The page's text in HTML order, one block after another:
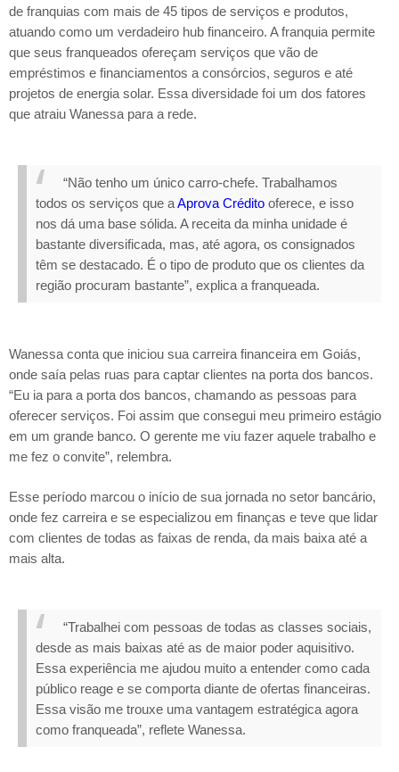
de franquias com mais de 45 tipos de serviços e produtos,
atuando como um verdadeiro hub financeiro. A franquia permite
que seus franqueados ofereçam serviços que vão de
empréstimos e financiamentos a consórcios, seguros e até
projetos de energia solar. Essa diversidade foi um dos fatores
que atraiu Wanessa para a rede.
“Não tenho um único carro-chefe. Trabalhamos
todos os serviços que aAprova Crédito oferece, e isso
nos dá uma base sólida. A receita da minha unidade é
bastante diversificada, mas, até agora, os consignados
têm se destacado. É o tipo de produto que os clientes da
região procuram bastante”, explica a franqueada.
Wanessa conta que iniciou sua carreira financeira em Goiás,
onde saía pelas ruas para captar clientes na porta dos bancos.
“Eu ia para a porta dos bancos, chamando as pessoas para
oferecer serviços. Foi assim que consegui meu primeiro estágio
em um grande banco. O gerente me viu fazer aquele trabalho e
me fez o convite”, relembra.
Esse período marcou o início de sua jornada no setor bancário,
onde fez carreira e se especializou em finanças e teve que lidar
com clientes de todas as faixas de renda, da mais baixa até a
mais alta.
“Trabalhei com pessoas de todas as classes sociais,
desde as mais baixas até as de maior poder aquisitivo.
Essa experiência me ajudou muito a entender como cada
público reage e se comporta diante de ofertas financeiras.
Essa visão me trouxe uma vantagem estratégica agora
como franqueada”, reflete Wanessa.